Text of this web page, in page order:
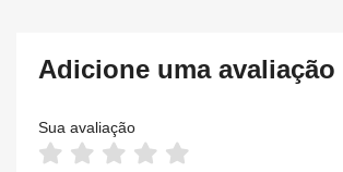
Adicione uma avaliação
Sua avaliação